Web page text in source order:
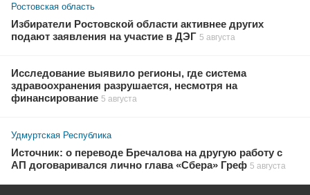
Ростовская область
Избиратели Ростовской области активнее других
подают заявления на участие в ДЭГ 5 августа
Исследование выявило регионы, где система
здравоохранения разрушается, несмотря на
финансирование 5 августа
Удмуртская Республика
Источник: о переводе Бречалова на другую работу с
АП договаривался лично глава «Сбера» Греф 5 августа